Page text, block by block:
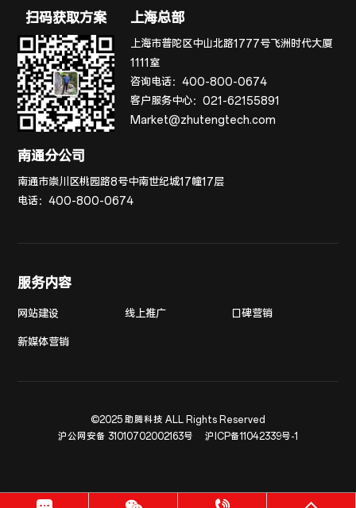
扫码获取方案 上海总部
上海市普陀区中山北路1777号飞洲时代大厦
1111室
咨询电话：400-800-0674
客户服务中心：021-62155891
Market@zhutengtech.com
南通分公司
南通市崇川区桃园路8号中南世纪城17幢17层
电话：400-800-0674
服务内容
网站建设 线上推广 口碑营销
新媒体营销
©2025 助腾科技 ALL Rights Reserved
沪公网安备 31010702002163号
沪ICP备11042339号-1